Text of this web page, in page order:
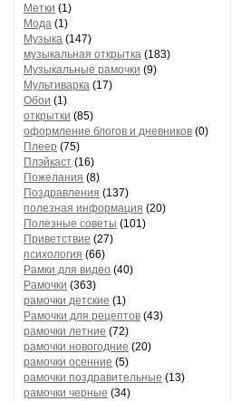
Метки (1)
Мода (1)
Музыка (147)
музыкальная открытка (183)
Музыкальные рамочки (9)
Мультиварка (17)
Обои (1)
открытки (85)
оформление блогов и дневников (0)
Плеер (75)
Плэйкаст (16)
Пожелания (8)
Поздравления (137)
полезная информация (20)
Полезные советы (101)
Приветствие (27)
психология (66)
Рамки для видео (40)
Рамочки (363)
рамочки детские (1)
Рамочки для рецептов (43)
рамочки летние (72)
рамочки новогодние (20)
рамочки осенние (5)
рамочки поздравительные (13)
рамочки черные (34)